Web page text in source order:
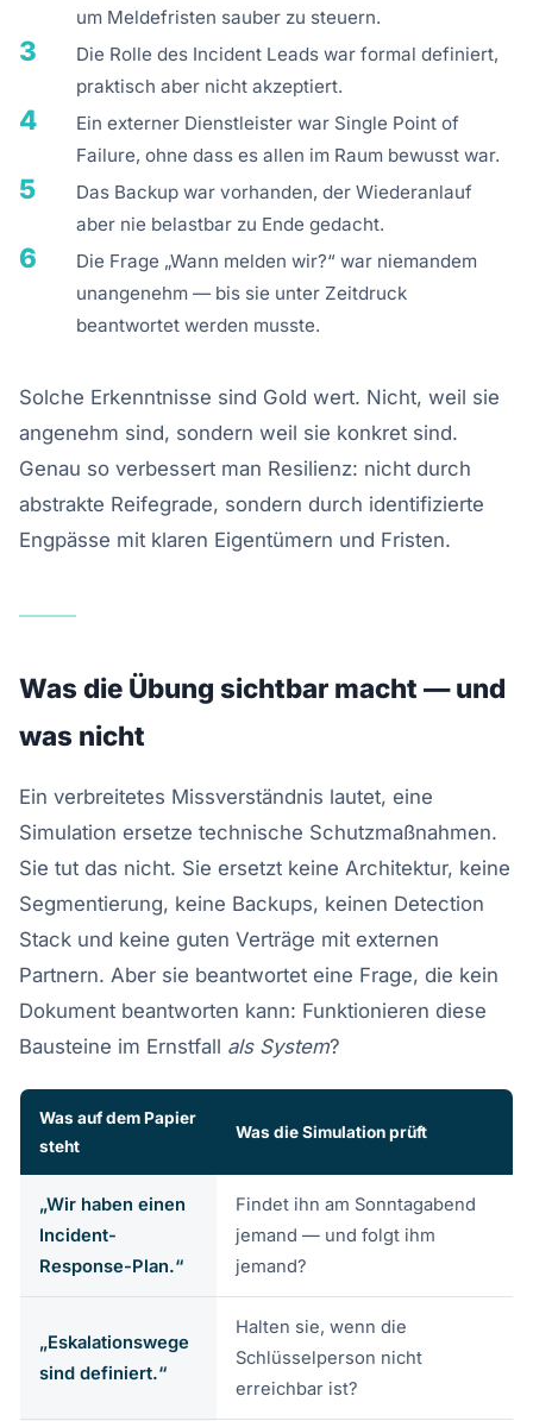
um Meldefristen sauber zu steuern.
3
Die Rolle des Incident Leads war formal definiert,
praktisch aber nicht akzeptiert.
4
Ein externer Dienstleister war Single Point of
Failure, ohne dass es allen im Raum bewusst war.
5
Das Backup war vorhanden, der Wiederanlauf
aber nie belastbar zu Ende gedacht.
6
Die Frage „Wann melden wir?“ war niemandem
unangenehm — bis sie unter Zeitdruck
beantwortet werden musste.
Solche Erkenntnisse sind Gold wert. Nicht, weil sie
angenehm sind, sondern weil sie konkret sind.
Genau so verbessert man Resilienz: nicht durch
abstrakte Reifegrade, sondern durch identifizierte
Engpässe mit klaren Eigentümern und Fristen.
Was die Übung sichtbar macht — und
was nicht
Ein verbreitetes Missverständnis lautet, eine
Simulation ersetze technische Schutzmaßnahmen.
Sie tut das nicht. Sie ersetzt keine Architektur, keine
Segmentierung, keine Backups, keinen Detection
Stack und keine guten Verträge mit externen
Partnern. Aber sie beantwortet eine Frage, die kein
Dokument beantworten kann: Funktionieren diese
Bausteine im Ernstfall als System?
Was auf dem Papier
steht
Was die Simulation prüft
„Wir haben einen
Incident-
Response-Plan.“
Findet ihn am Sonntagabend
jemand — und folgt ihm
jemand?
„Eskalationswege
sind definiert.“
Halten sie, wenn die
Schlüsselperson nicht
erreichbar ist?